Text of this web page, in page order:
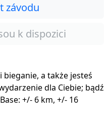
závodu
k dispozici
bieganie, a także jesteś
dla Ciebie; bądź
+/- 6 km, +/- 16